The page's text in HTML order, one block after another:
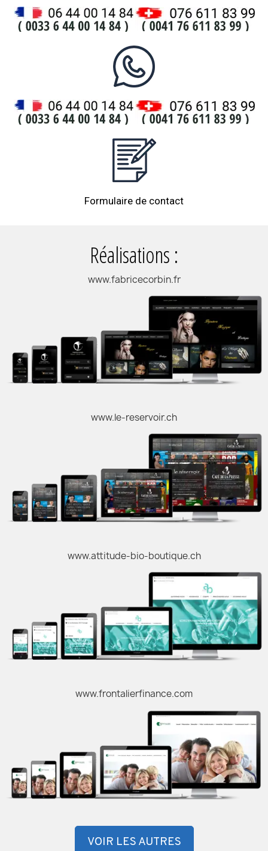
Formulaire de contact
Réalisations :
www.fabricecorbin.fr
www.le-reservoir.ch
www.attitude-bio-boutique.ch
www.frontalierfinance.com
VOIR LES AUTRES